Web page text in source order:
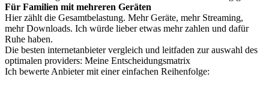
Für Familien mit mehreren Geräten
Hier zählt die Gesamtbelastung. Mehr Geräte, mehr Streaming,
mehr Downloads. Ich würde lieber etwas mehr zahlen und dafür
Ruhe haben.
Die besten internetanbieter vergleich und leitfaden zur auswahl des
optimalen providers: Meine Entscheidungsmatrix
Ich bewerte Anbieter mit einer einfachen Reihenfolge: